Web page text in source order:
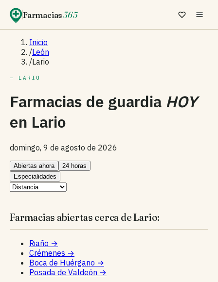
Farmacias365
Inicio
/León
/Lario
— LARIO
Farmacias de guardia HOY
en Lario
domingo, 9 de agosto de 2026
Abiertas ahora
24 horas
Especialidades
Farmacias abiertas cerca de Lario:
Riaño →
Crémenes →
Boca de Huérgano →
Posada de Valdeón →